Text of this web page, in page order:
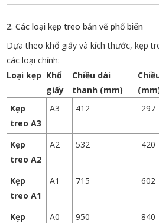
2. Các loại kẹp treo bản vẽ phổ biến
Dựa theo khổ giấy và kích thước, kẹp
các loại chính:
Loại kẹp Khổ
giấy
Chiều dài
thanh (mm)
Kẹp
treo A3
A3 412 297
Kẹp
treo A2
A2 532 420
Kẹp
treo A1
A1 715 602
Kẹp
A0 950 840